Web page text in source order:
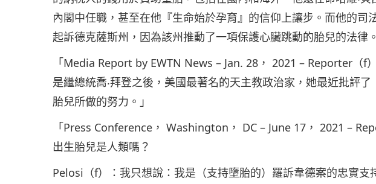
內閣中任職，甚至在他『生命始於孕育』的信仰上讓步。而他的司
起訴德克薩斯州，因為該州推動了一項保護心臟跳動的胎兒的法律。
「Media Report by EWTN News – Jan. 28， 2021 – Reporter（f
是繼總統喬‧拜登之後，美國最著名的天主教政治家，她最近批評
胎兒所做的努力。」
「Press Conference， Washington， DC – June 17， 2021 –
出生胎兒是人類嗎？
Pelosi（f）：我只想說：我是（支持墮胎的）羅訴韋德案的忠實支